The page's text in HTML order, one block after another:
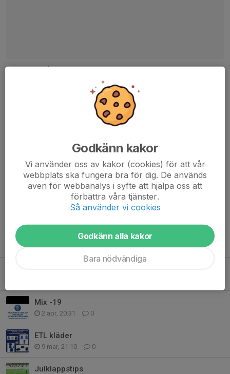
Emtunga/Tråvad/Larv välkomnar alla barn födda 2018/2019 till
Vi vill att så många som möjligt ska spela fotboll så sprid gärna
den här inbjudan till alla som kan vara intresserade
Kommentarer
Tidigare nyheter
Mix -19
2 apr, 20:31 0
ETL kläder
9 mar, 21:10 0
Julklappstips
Godkänn kakor
Vi använder oss av kakor (cookies) för att vår
webbplats ska fungera bra för dig. De används
även för webbanalys i syfte att hjälpa oss att
förbättra våra tjänster.
Så använder vi cookies
Godkänn alla kakor
Bara nödvändiga